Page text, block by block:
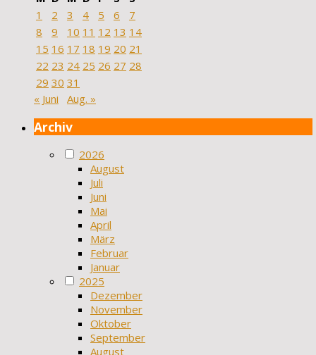
1
2 3 4 5 6
7
8
9 10 11 12 13 14
15 16 17 18 19 20 21
22 23 24 25 26 27 28
29 30 31
« Juni
Aug. »
Archiv
2026
August
Juli
Juni
Mai
April
März
Februar
Januar
2025
Dezember
November
Oktober
September
August